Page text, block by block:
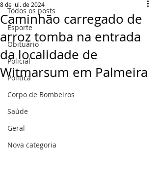
Todos os posts
Esporte
Obituário
Policial
Politica
Corpo de Bombeiros
Saúde
Geral
Nova categoria
Caminhão carregado de
arroz tomba na entrada
da localidade de
Witmarsum em Palmeira
8 de jul. de 2024